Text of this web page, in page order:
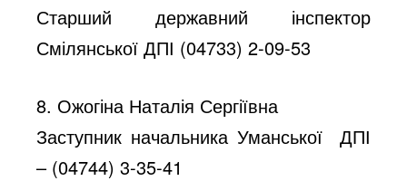
Старший державний інспектор
Смілянської ДПІ (04733) 2-09-53
8. Ожогіна Наталія Сергіївна
Заступник начальника Уманської ДПІ
– (04744) 3-35-41